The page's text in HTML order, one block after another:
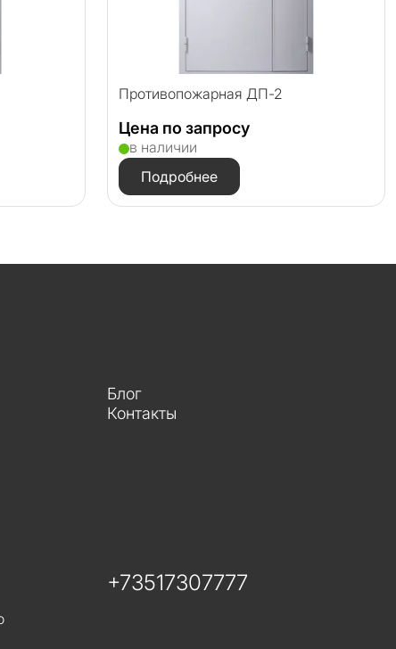
Противопожарная ДП-2
Цена по запросу
в наличии
Подробнее
Блог
Контакты
+73517307777